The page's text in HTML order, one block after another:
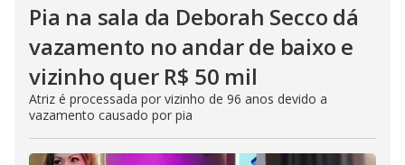
Pia na sala da Deborah Secco dá
vazamento no andar de baixo e
vizinho quer R$ 50 mil
Atriz é processada por vizinho de 96 anos devido a
vazamento causado por pia